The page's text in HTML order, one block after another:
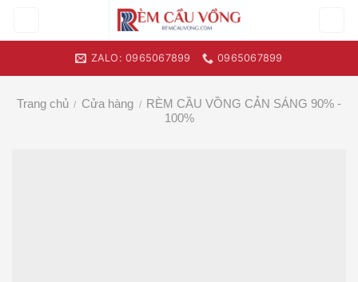
ZALO: 0965067899 0965067899
Trang chủ / Cửa hàng / RÈM CẦU VỒNG CẢN SÁNG 90% -
100%